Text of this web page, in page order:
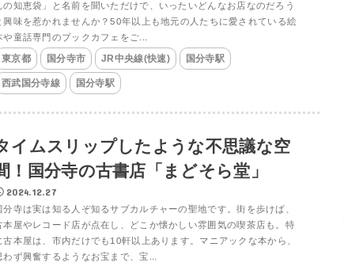
の知恵袋」と名前を聞いただけで、いったいどんなお店なのだろう
興味を惹かれませんか？50年以上も地元の人たちに愛されている絵
や童話専門のブックカフェをご...
東京都 国分寺市 JR中央線(快速) 国分寺駅
西武国分寺線 国分寺駅
イムスリップしたような不思議な空
！国分寺の古書店「まどそら堂」
2024.12.27
分寺は実は知る人ぞ知るサブカルチャーの聖地です。街を歩けば、
本屋やレコード店が点在し、どこか懐かしい雰囲気の喫茶店も。特
古本屋は、市内だけでも10軒以上あります。マニアックな本から、
わず興奮するようなお宝まで、宝...